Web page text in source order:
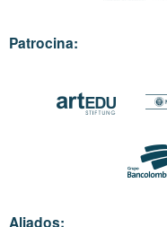
Patrocina:
Aliados: